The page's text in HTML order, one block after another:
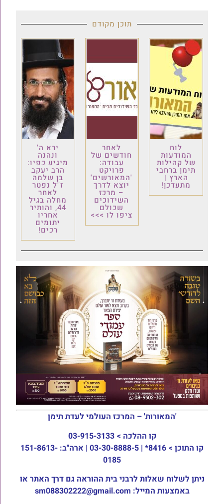
תוכן מקודם
לוח
המודעות
של קהילות
תימן ברחבי
הארץ |
מתעדכן!
לאחר
חודשים של
עבודה:
פרויקט
'המאורשים'
יוצא לדרך
– מרכז
השידוכים
שכולם
ציפו לו >>>
ירא ה'
ונהנה
מיגיע כפיו:
הרב יעקב
בן שלמה
ז"ל נפטר
לאחר
מחלה בגיל
44, והותיר
אחריו
יתומים
רכים!
'המאורות' – המרכז העולמי לעדת תימן
קו ההלכה > 03-915-3133
קו התוכן >
8416* | 03-30-8888-5 | ארה"ב: 151-8613-
0185
ניתן לשלוח שאלות לרבני בית ההוראה גם דרך האתר או
באמצעות המייל: sm088302222@gmail.com